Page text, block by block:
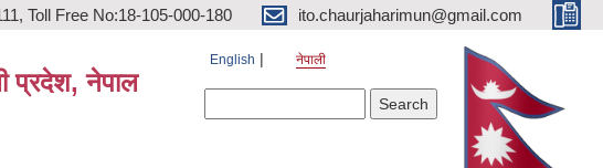
Toll Free No:18-105-000-180 ito.chaurjaharimun@gmail.com
प्रदेश, नेपाल
English नेपाली